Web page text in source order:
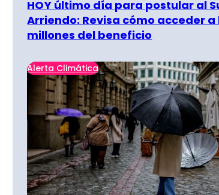
HOY último día para postular al
Arriendo: Revisa cómo acceder a
millones del beneficio
Alerta Climática